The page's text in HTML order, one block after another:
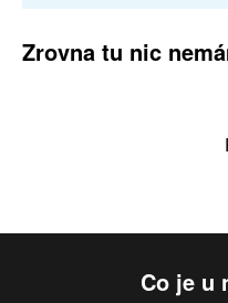
Zrovna tu nic
Co je u